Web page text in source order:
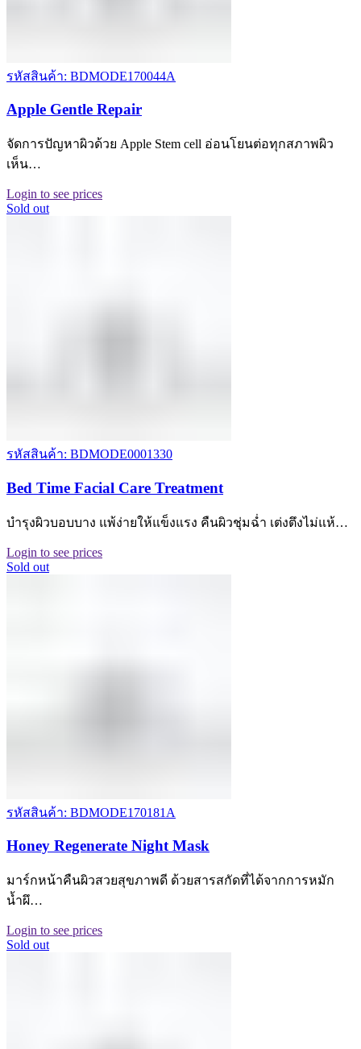
รหัสสินค้า: BDMODE170044A
Apple Gentle Repair
จัดการปัญหาผิวด้วย Apple Stem cell อ่อนโยนต่อทุกสภาพผิว
เห็น…
Login to see prices
Sold out
รหัสสินค้า: BDMODE0001330
Bed Time Facial Care Treatment
บำรุงผิวบอบบาง แพ้ง่ายให้แข็งแรง คืนผิวชุ่มฉ่ำ เต่งตึงไม่แห้…
Login to see prices
Sold out
รหัสสินค้า: BDMODE170181A
Honey Regenerate Night Mask
มาร์กหน้าคืนผิวสวยสุขภาพดี ด้วยสารสกัดที่ได้จากการหมัก
นํ้าผึ…
Login to see prices
Sold out